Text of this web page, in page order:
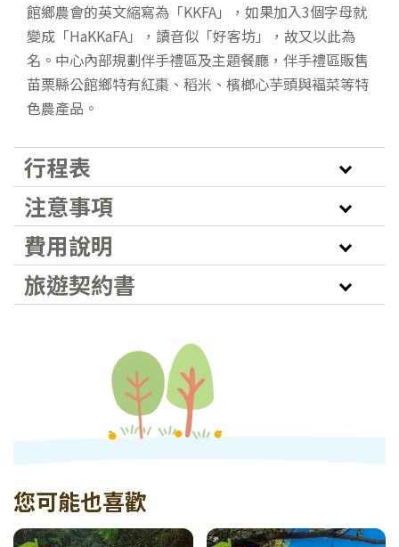
館鄉農會的英文縮寫為「KKFA」，如果加入3個字母就
變成「HaKKaFA」，讀音似「好客坊」，故又以此為
名。中心內部規劃伴手禮區及主題餐廳，伴手禮區販售
苗栗縣公館鄉特有紅棗、稻米、檳榔心芋頭與褔菜等特
色農產品。
行程表
注意事項
費用說明
旅遊契約書
您可能也喜歡